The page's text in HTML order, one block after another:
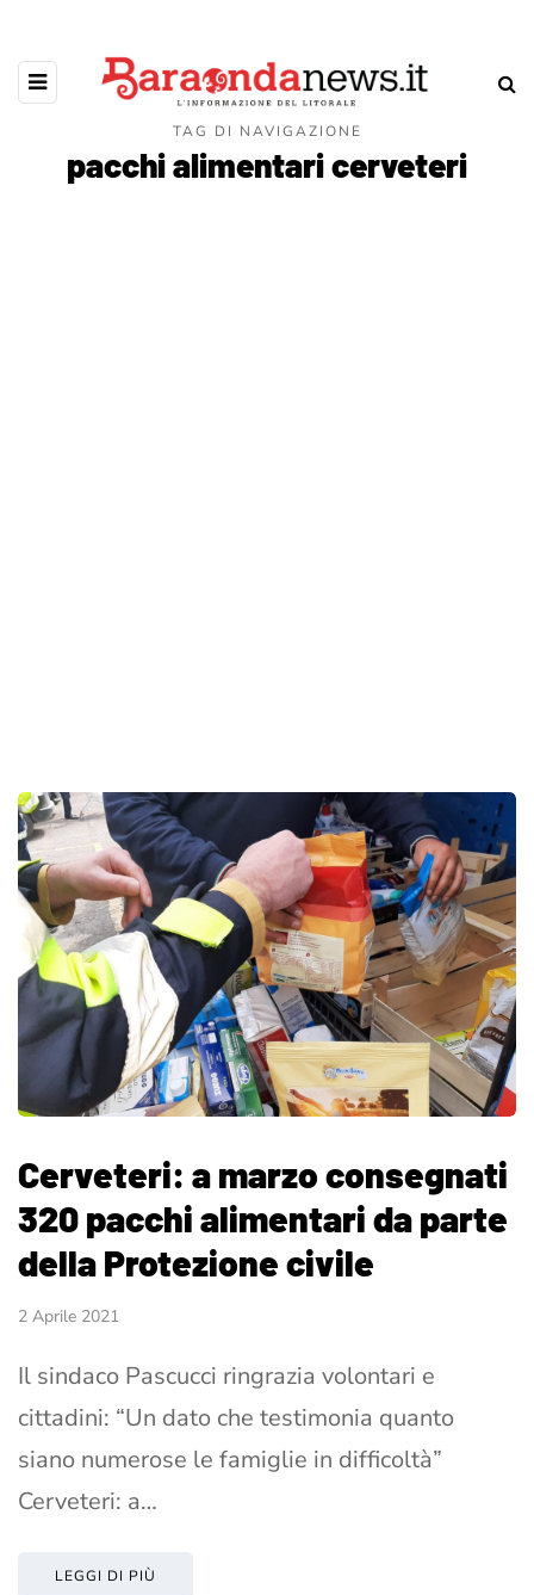
TAG DI NAVIGAZIONE
pacchi alimentari cerveteri
Cerveteri: a marzo consegnati
320 pacchi alimentari da parte
della Protezione civile
2 Aprile 2021
Il sindaco Pascucci ringrazia volontari e
cittadini: “Un dato che testimonia quanto
siano numerose le famiglie in difficoltà”
Cerveteri: a…
LEGGI DI PIÙ